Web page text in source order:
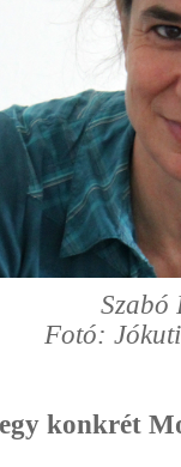
Szabó
Fotó:
konkrét